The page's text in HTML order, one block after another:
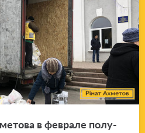
в фев­ра­ле по­лу­